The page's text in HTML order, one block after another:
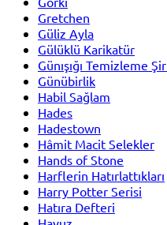
Gretchen
Güliz Ayla
Gülüklü Karikatür
Günışığı Temizleme
Günübirlik
Habil Sağlam
Hades
Hadestown
Hâmit Macit Selekler
Hands of Stone
Harflerin Hatırlattıkları
Harry Potter Serisi
Hatıra Defteri